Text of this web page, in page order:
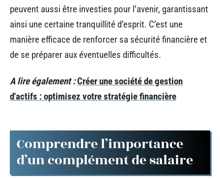
peuvent aussi être investies pour l’avenir, garantissant
ainsi une certaine tranquillité d’esprit. C’est une
manière efficace de renforcer sa sécurité financière et
de se préparer aux éventuelles difficultés.
A lire également :Créer une société de gestion
d'actifs : optimisez votre stratégie financière
Comprendre l’importance
d’un complément de salaire